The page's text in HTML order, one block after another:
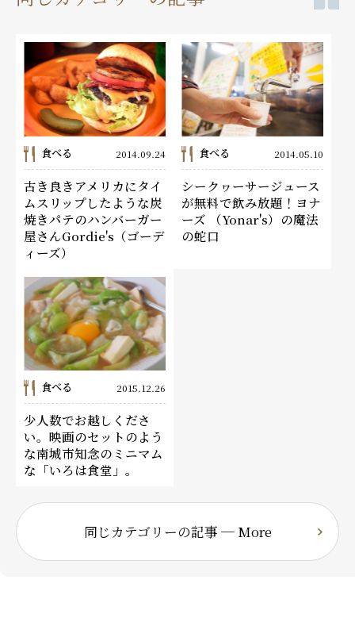
食べる 2014.09.24
古き良きアメリカにタイ
ムスリップしたような炭
焼きパテのハンバーガー
屋さんGordie's（ゴーデ
ィーズ）
食べる 2014.05.10
シークヮーサージュース
が無料で飲み放題！ヨナ
ーズ （Yonar's）の魔法
の蛇口
食べる 2015.12.26
少人数でお越しくださ
い。映画のセットのよう
な南城市知念のミニマム
な「いろは食堂」。
同じカテゴリーの記事 ─ More